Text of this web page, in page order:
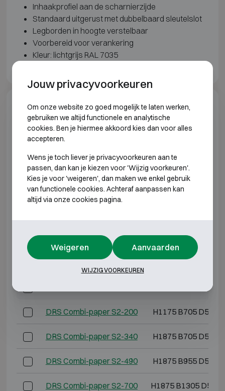
Inhaakprofiel aan de scharnierzijde
Standaard uitgerust met dubbelbaard sleutelslot
Legborden in hoogte verstelbaar
Voorbereid voor verankering
Kleur: lichtgrijs RAL 7035
Model specificaties
INBRAAKWEREND KLASSE S1 BRANDWEREND
Model Buitenmaten (mm)
DRS Combi-paper S1-490
INBRAAKWEREND KLASSE S2 BRANDWEREND
Buitenmaten (mm)
DRS Combi-paper S2-200 H1175 B705 D527
DRS Combi-paper S2-340 H1875 B705 D527
DRS Combi-paper S2-490 H1875 B955 D527
DRS Combi-paper S2-700 H1875 B1305 D527
Jouw privacyvoorkeuren
Om onze website zo goed mogelijk te laten werken,
gebruiken we altijd functionele en analytische
cookies. Ben je hiermee akkoord kies dan voor alles
accepteren.
Wens je toch liever je privacyvoorkeuren aan te
passen, dan kan je kiezen voor 'Wijzig voorkeuren'.
Kies je voor 'weigeren', dan maken we enkel gebruik
van functionele cookies. Achteraf aanpassen kan
altijd via onze cookies pagina.
Weigeren Aanvaarden
WIJZIG VOORKEUREN